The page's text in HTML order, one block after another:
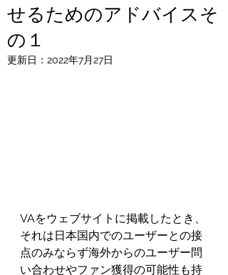
せるためのアドバイスそ
の１
更新日： 2022年7月27日
VAをウェブサイトに掲載したとき、
それは日本国内でのユーザーとの接
点のみならず海外からのユーザー問
い合わせやファン獲得の可能性も持